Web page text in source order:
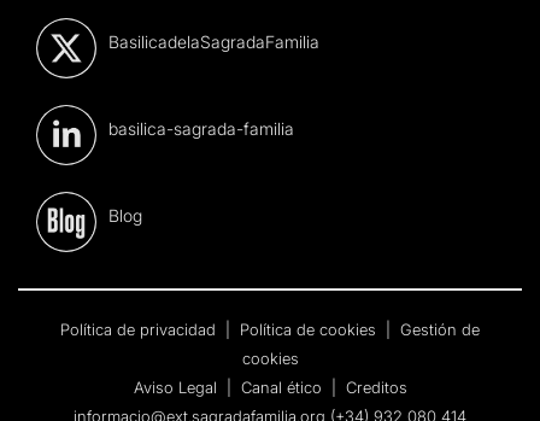
BasilicadelaSagradaFamilia
basilica-sagrada-familia
Blog
Política de privacidad Política de cookies
Gestión de
cookies
Aviso Legal
Canal ético
Creditos
informacio@ext.sagradafamilia.org (+34) 932 080 414